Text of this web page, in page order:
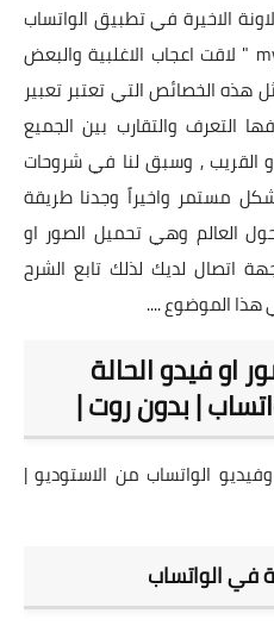
الاخيرة في تطبيق الواتساب
واشهرها ميزة الحالة " my status " لاقت اعجاب الاغلبية والبعض
هذه الخصائص التي تعتبر تعبير
والتقارب بين الجميع
, وسبق لنا في شروحات
مستمر واخيراً وجدنا طريقة
العالم وهي تحميل الصور او
اتصال لديك لذلك تابع الشرح
الموضوع ....
او فيدو الحالة
| بدون روت |
الواتساب من الاستوديو |
في الواتساب